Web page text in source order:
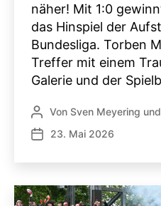
näher! Mit 1:0
das Hinspiel der
Bundesliga. Torben
Treffer mit einem
Galerie und der
Beitragsautor
Von Sven Meyering und
Veröffentlichungsdatum
23. Mai 2026